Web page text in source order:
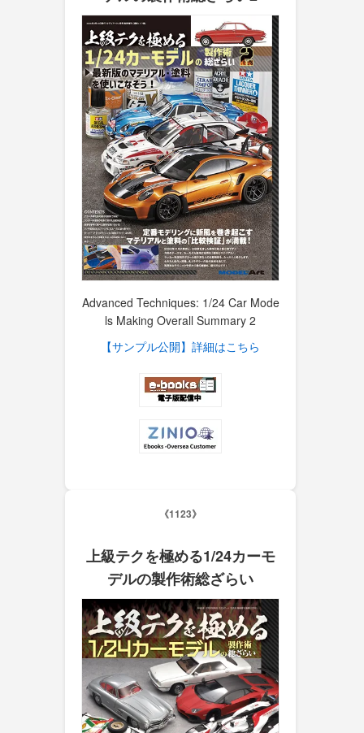
Advanced Techniques: 1/24 Car Mode
ls Making Overall Summary 2
【サンプル公開】詳細はこちら
《1123》
上級テクを極める1/24カーモ
デルの製作術総ざらい